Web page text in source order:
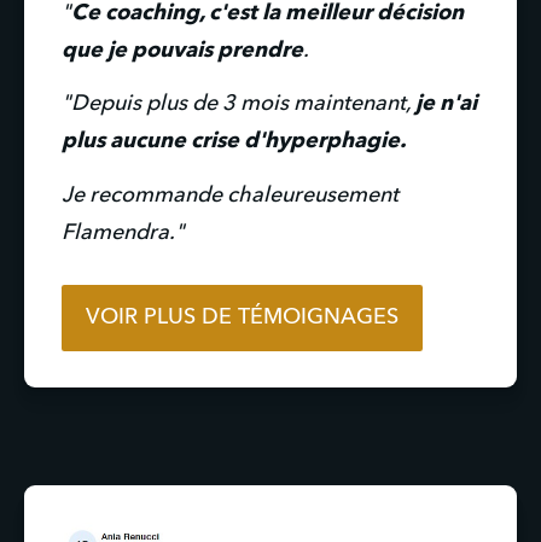
"Ce coaching, c'est la meilleur décision
que je pouvais prendre.
"Depuis plus de 3 mois maintenant, je n'ai
plus aucune crise d'hyperphagie.
Je recommande chaleureusement
Flamendra."
VOIR PLUS DE TÉMOIGNAGES